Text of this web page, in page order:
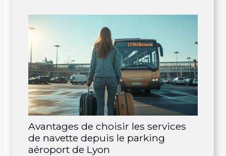
Avantages de choisir les services
de navette depuis le parking
aéroport de Lyon